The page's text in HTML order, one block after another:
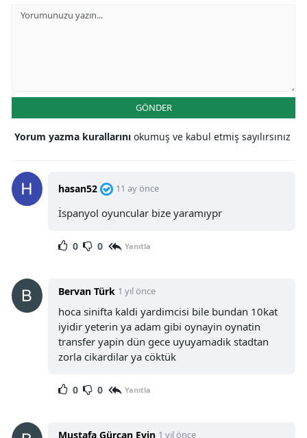
GÖNDER
Yorum yazma kurallarını okumuş ve kabul etmiş sayılırsınız
hasan52 11 ay önce
İspanyol oyuncular bize yaramıypr
0 0 Yanıtla
Bervan Türk 1 yıl önce
hoca sinifta kaldi yardimcisi bile bundan 10kat
iyidir yeterin ya adam gibi oynayin oynatin
transfer yapin dün gece uyuyamadik stadtan
zorla cikardilar ya cöktük
0 0 Yanıtla
Mustafa Gürcan Evin 1 yıl önce